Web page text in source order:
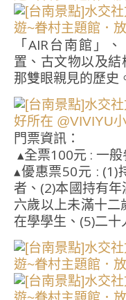
「AIR台南館」
置、古文物以及
那雙眼親見的歷史
門票資訊：
▴全票100元 : 一
▴優惠票50元 : (1)
者、(2)本國持有
六歲以上未滿十
在學學生、(5)二